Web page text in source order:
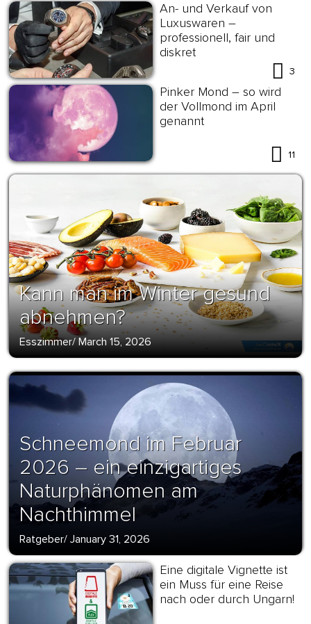
An- und Verkauf von
Luxuswaren –
professionell, fair und
diskret
3
Pinker Mond – so wird
der Vollmond im April
genannt
11
Kann man im Winter gesund
abnehmen?
Esszimmer/March 15, 2026
Schneemond im Februar
2026 – ein einzigartiges
Naturphänomen am
Nachthimmel
Ratgeber/ January 31, 2026
Eine digitale Vignette ist
ein Muss für eine Reise
nach oder durch Ungarn!